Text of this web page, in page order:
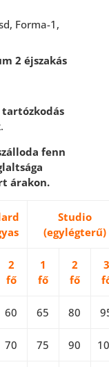
Forma-1,
2 éjszakás
tartózkodás
.
fenn
árakon.
Studio
(egylégterű)
2
fő
1
fő
2
fő
3
60 65 80
70 75 90